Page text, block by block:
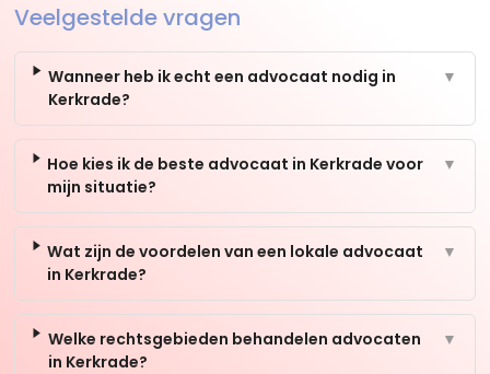
Veelgestelde vragen
Wanneer heb ik echt een advocaat nodig in
Kerkrade?
▼
Hoe kies ik de beste advocaat in Kerkrade voor
mijn situatie?
▼
Wat zijn de voordelen van een lokale advocaat
in Kerkrade?
▼
Welke rechtsgebieden behandelen advocaten
in Kerkrade?
▼